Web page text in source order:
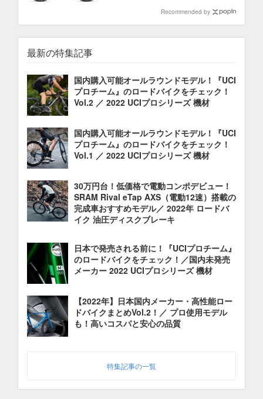
Recommended by
最新の特集記事
国内購入可能オールラウンドモデル！『UCI
プロチーム』のロードバイクをチェック！
Vol.2 ／ 2022 UCIプロシリーズ 機材
国内購入可能オールラウンドモデル！『UCI
プロチーム』のロードバイクをチェック！
Vol.1 ／ 2022 UCIプロシリーズ 機材
30万円台！低価格で電動コンポデビュー！
SRAM Rival eTap AXS（電動12速）搭載の
完成車おすすめモデル／ 2022年 ロードバ
イク 油圧ディスクブレーキ
日本で発売される前に！『UCIプロチーム』
のロードバイクをチェック！／国内未発売
メーカー 2022 UCIプロシリーズ 機材
【2022年】日本国内メーカー・高性能ロー
ドバイクまとめVol.2！／ プロ使用モデル
も！高いコスパと安心の品質
特集記事の一覧